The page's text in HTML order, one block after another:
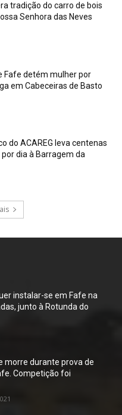
tradição do carro de bois
Senhora das Neves
Fafe detém mulher por
em Cabeceiras de Basto
do ACAREG leva centenas
dia à Barragem da
instalar-se em Fafe na
junto à Rotunda do
morre durante prova de
Competição foi